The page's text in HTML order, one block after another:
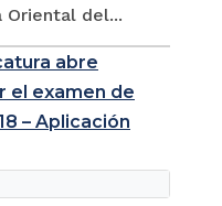
Oriental del...
abre
el examen de
– Aplicación